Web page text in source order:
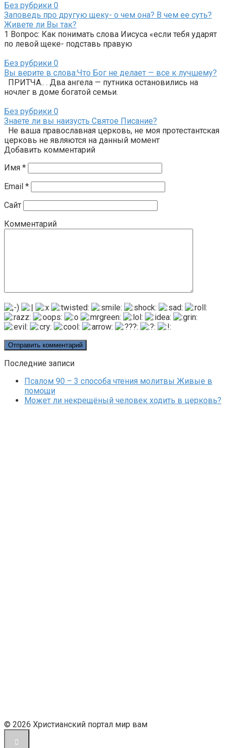
Без рубрики 0
Заповедь про другую щеку- о чем она? В чем ее суть?
Живете ли Вы так?
1 Вопрос: Как понимать слова Иисуса «если тебя ударят
по левой щеке- подставь правую
Без рубрики 0
Вы верите в слова:Что Бог не делает — все к лучшему?
ПРИТЧА.. . Два ангела — путника остановились на
ночлег в доме богатой семьи.
Без рубрики 0
Знаете ли вы наизусть Святое Писание?
Не ваша православная церковь, не моя протестантская
церковь не являются на данный момент
Добавить комментарий
Имя *
Email *
Сайт
Комментарий
Последние записи
Псалом 90 – 3 способа чтения молитвы Живые в
помощи
Может ли некрещёный человек ходить в церковь?
© 2026 Христианский портал мир вам